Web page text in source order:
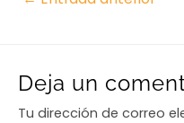
Deja un
Tu dirección de correo